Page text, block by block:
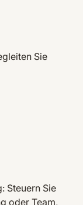
Sie
Steuern Sie
oder Team,